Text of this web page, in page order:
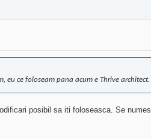
eu ce foloseam pana acum e Thrive architect.
posibil sa iti foloseasca. Se